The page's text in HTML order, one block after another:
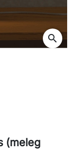
search
(meleg